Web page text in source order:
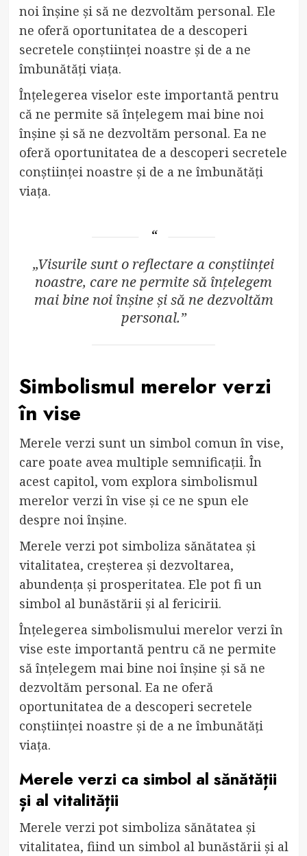
noi înșine și să ne dezvoltăm personal. Ele
ne oferă oportunitatea de a descoperi
secretele conștiinței noastre și de a ne
îmbunătăți viața.
Înțelegerea viselor este importantă pentru
că ne permite să înțelegem mai bine noi
înșine și să ne dezvoltăm personal. Ea ne
oferă oportunitatea de a descoperi secretele
conștiinței noastre și de a ne îmbunătăți
viața.
„Visurile sunt o reflectare a conștiinței
noastre, care ne permite să înțelegem
mai bine noi înșine și să ne dezvoltăm
personal.”
Simbolismul merelor verzi
în vise
Merele verzi sunt un simbol comun în vise,
care poate avea multiple semnificații. În
acest capitol, vom explora simbolismul
merelor verzi în vise și ce ne spun ele
despre noi înșine.
Merele verzi pot simboliza sănătatea și
vitalitatea, creșterea și dezvoltarea,
abundența și prosperitatea. Ele pot fi un
simbol al bunăstării și al fericirii.
Înțelegerea simbolismului merelor verzi în
vise este importantă pentru că ne permite
să înțelegem mai bine noi înșine și să ne
dezvoltăm personal. Ea ne oferă
oportunitatea de a descoperi secretele
conștiinței noastre și de a ne îmbunătăți
viața.
Merele verzi ca simbol al sănătății
și al vitalității
Merele verzi pot simboliza sănătatea și
vitalitatea, fiind un simbol al bunăstării și al